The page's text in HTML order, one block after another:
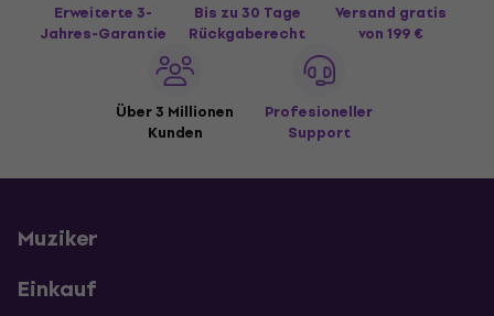
Erweiterte 3-
Jahres-Garantie
Bis zu 30 Tage
Rückgaberecht
Versand gratis
von 199 €
Über 3 Millionen
Kunden
Profesioneller
Support
Muziker
Einkauf